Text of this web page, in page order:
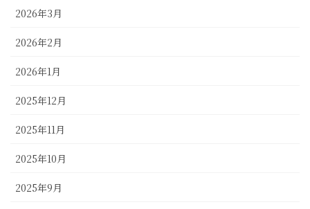
2026年3月
2026年2月
2026年1月
2025年12月
2025年11月
2025年10月
2025年9月